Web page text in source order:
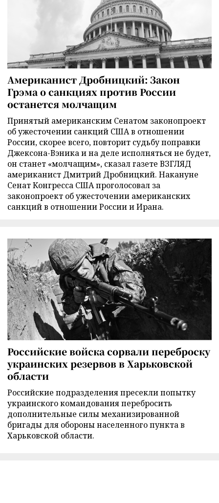
Американист Дробницкий: Закон
Грэма о санкциях против России
останется молчащим
Принятый американским Сенатом законопроект
об ужесточении санкций США в отношении
России, скорее всего, повторит судьбу поправки
Джексона-Вэника и на деле исполняться не будет,
он станет «молчащим», сказал газете ВЗГЛЯД
американист Дмитрий Дробницкий. Накануне
Сенат Конгресса США проголосовал за
законопроект об ужесточении американских
санкций в отношении России и Ирана.
Российские войска сорвали переброску
украинских резервов в Харьковской
области
Российские подразделения пресекли попытку
украинского командования перебросить
дополнительные силы механизированной
бригады для обороны населенного пункта в
Харьковской области.